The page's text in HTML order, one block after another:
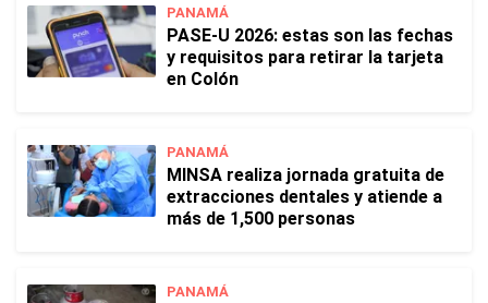
PANAMÁ
PASE-U 2026: estas son las fechas
y requisitos para retirar la tarjeta
en Colón
PANAMÁ
MINSA realiza jornada gratuita de
extracciones dentales y atiende a
más de 1,500 personas
PANAMÁ